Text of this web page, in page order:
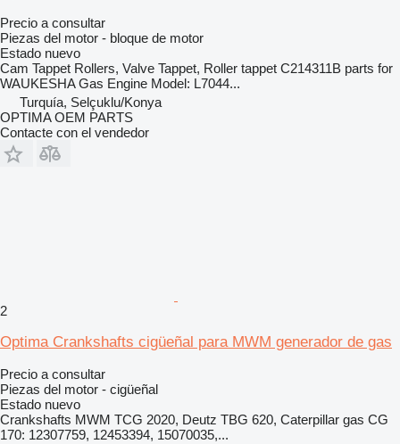
Precio a consultar
Piezas del motor - bloque de motor
Estado nuevo
Cam Tappet Rollers, Valve Tappet, Roller tappet C214311B parts for
WAUKESHA Gas Engine Model: L7044...
Turquía, Selçuklu/Konya
OPTIMA OEM PARTS
Contacte con el vendedor
2
Optima Crankshafts cigüeñal para MWM generador de gas
Precio a consultar
Piezas del motor - cigüeñal
Estado nuevo
Crankshafts MWM TCG 2020, Deutz TBG 620, Caterpillar gas CG
170: 12307759, 12453394, 15070035,...